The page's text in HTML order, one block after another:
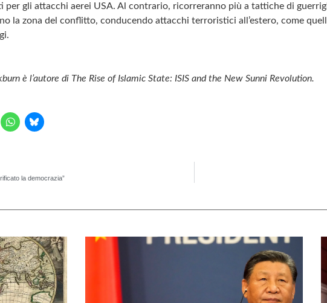
per gli attacchi aerei USA. Al contrario, ricorreranno più a tattiche di
la zona del conflitto, conducendo attacchi terroristici all’estero, come
è l’autore di The Rise of Islamic State: ISIS and the New Sunni Revolution.
la democrazia”